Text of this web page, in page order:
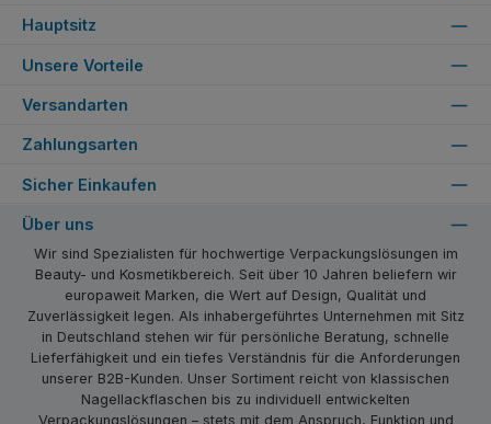
Unsere Vorteile
Versandarten
Zahlungsarten
Hauptsitz
Sicher Einkaufen
Über uns
Wir sind Spezialisten für hochwertige Verpackungslösungen im
Beauty- und Kosmetikbereich. Seit über 10 Jahren beliefern wir
europaweit Marken, die Wert auf Design, Qualität und
Zuverlässigkeit legen. Als inhabergeführtes Unternehmen mit Sitz
in Deutschland stehen wir für persönliche Beratung, schnelle
Lieferfähigkeit und ein tiefes Verständnis für die Anforderungen
unserer B2B-Kunden. Unser Sortiment reicht von klassischen
Nagellackflaschen bis zu individuell entwickelten
Verpackungslösungen – stets mit dem Anspruch, Funktion und